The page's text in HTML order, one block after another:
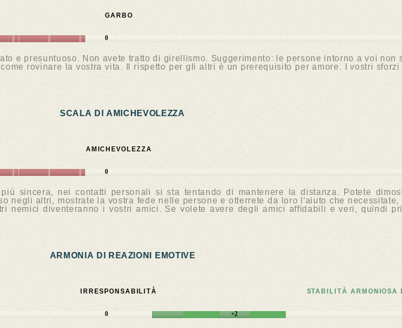
GARBO
0
e presuntuoso. Non avete tratto di girellismo. Suggerimento: le persone intorno a voi non
rovinare la vostra vita. Il rispetto per gli altri è un prerequisito per amore. I vostri
SCALA DI AMICHEVOLEZZA
AMICHEVOLEZZA
0
sincera, nei contatti personali si sta tentando di mantenere la distanza. Potete
negli altri, mostrate la vostra fede nelle persone e otterrete da loro l'aiuto che
nemici diventeranno i vostri amici. Se volete avere degli amici affidabili e veri, quindi
ARMONIA DI REAZIONI EMOTIVE
IRRESPONSABILITÀ STABILITÀ ARMONIOSA
0 +2